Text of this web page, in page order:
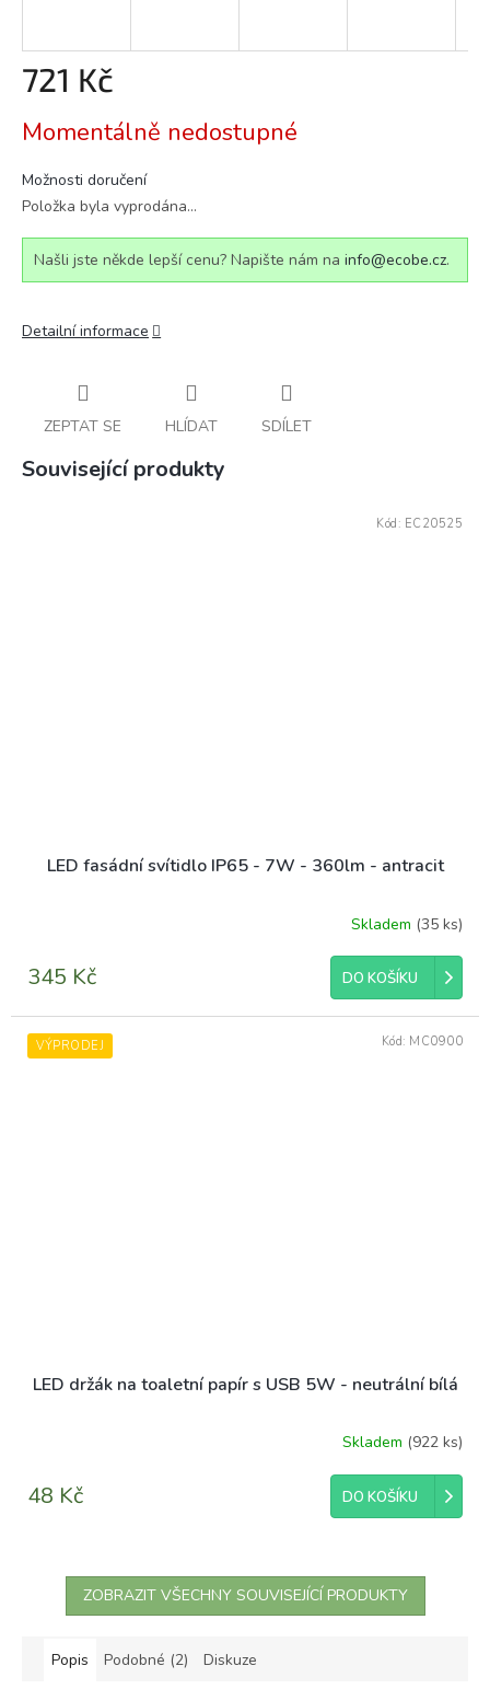
721 Kč
cena:
Momentálně nedostupné
Možnosti doručení
Položka byla vyprodána…
Našli jste někde lepší cenu? Napište nám na info@ecobe.cz.
Detailní informace
ZEPTAT SE HLÍDAT SDÍLET
Související produkty
LED fasádní svítidlo IP65 - 7W - 360lm - antracit
Skladem (35 ks)
345 Kč DO KOŠÍKU
Kód: EC20525
VÝPRODEJ
LED držák na toaletní papír s USB 5W - neutrální bílá
produktu
je
hvězdiček.
Skladem (922 ks)
48 Kč DO KOŠÍKU
Kód: MC0900
ZOBRAZIT VŠECHNY SOUVISEJÍCÍ PRODUKTY
Popis Podobné (2) Diskuze